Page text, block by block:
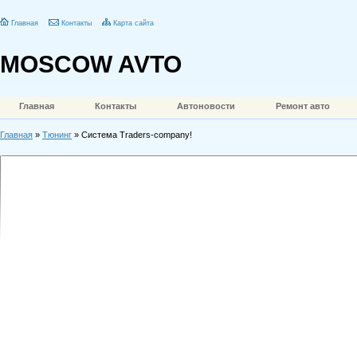
Главная Контакты Карта сайта
MOSCOW AVTO
Главная Контакты Автоновости Ремонт авто
Главная » Тюнинг » Система Traders-company!